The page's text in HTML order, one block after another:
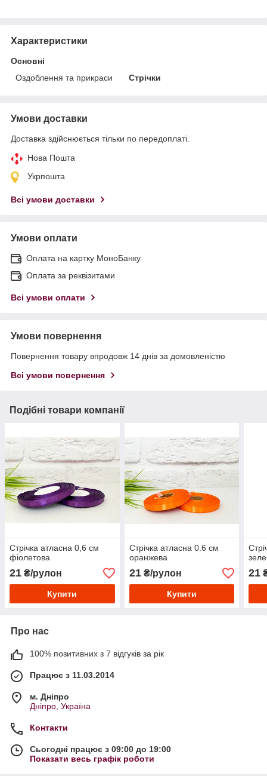
Характеристики
Основні
Оздоблення та прикраси
Стрічки
Умови доставки
Доставка здійснюється тільки по передоплаті.
Нова Пошта
Укрпошта
Всі умови доставки
Умови оплати
Оплата на картку МоноБанку
Оплата за реквізитами
Всі умови оплати
Умови повернення
Повернення товару впродовж 14 днів за домовленістю
Всі умови повернення
Подібні товари компанії
Стрічка атласна 0,6 см
фіолетова
21 ₴/рулон
Купити
Стрічка атласна 0.6 см
оранжева
21₴/рулон
Купити
21
Про нас
100% позитивних з 7 відгуків за рік
Працює з 11.03.2014
м. Дніпро
Дніпро, Україна
Контакти
Сьогодні працює з 09:00 до 19:00
Показати весь графік роботи